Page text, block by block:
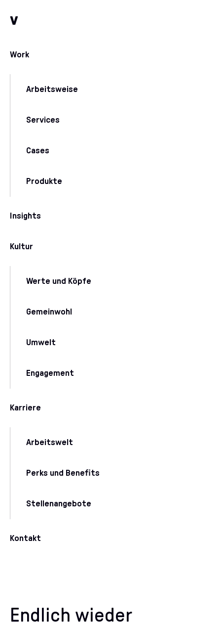
v
Work
Arbeitsweise
Services
Cases
Produkte
Insights
Kultur
Werte und Köpfe
Gemeinwohl
Umwelt
Engagement
Karriere
Arbeitswelt
Perks und Benefits
Stellenangebote
Kontakt
Endlich wieder